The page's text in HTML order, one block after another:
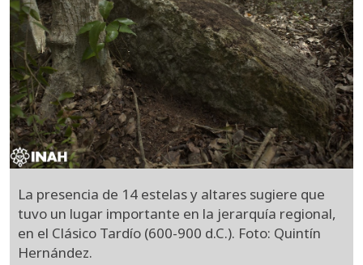
La presencia de 14 estelas y altares sugiere que
tuvo un lugar importante en la jerarquía regional,
en el Clásico Tardío (600-900 d.C.). Foto: Quintín
Hernández.